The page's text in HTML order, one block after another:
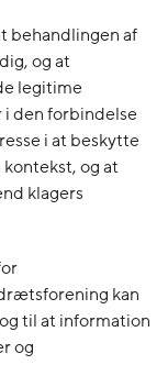
behandlingen af
og at
legitime
i den forbindelse
i at beskytte
og at
klagers
kan
til at information
og